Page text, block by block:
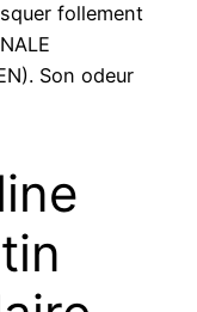
follement
Son odeur